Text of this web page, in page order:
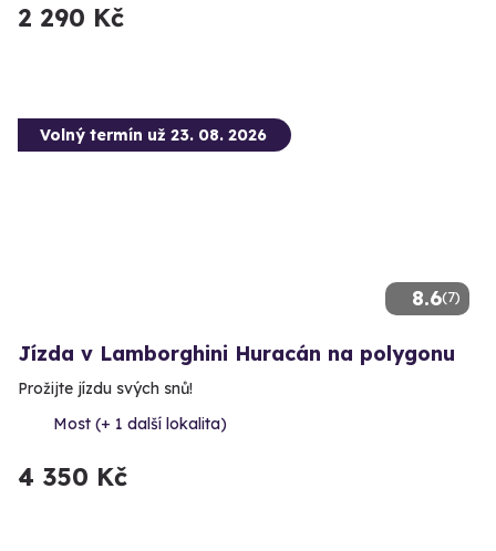
2 290 Kč
8.6(7)
Volný termín už 23. 08. 2026
Jízda v Lamborghini Huracán na polygonu
Prožijte jízdu svých snů!
Most (+ 1 další lokalita)
4 350 Kč